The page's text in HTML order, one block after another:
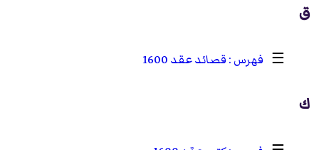
ق
☰ قصائد عقد 1600
ك